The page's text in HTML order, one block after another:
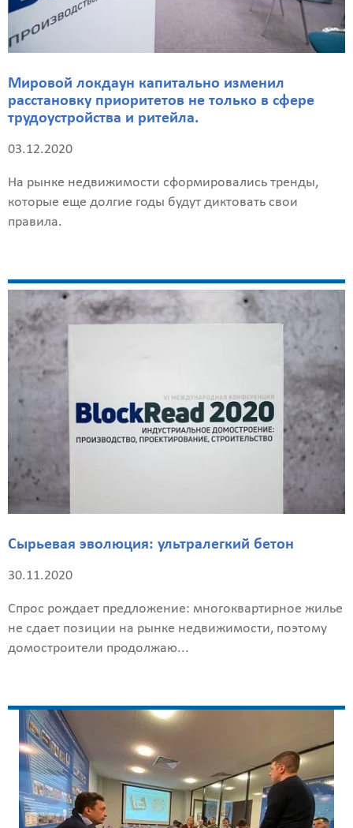
Мировой локдаун капитально изменил
расстановку приоритетов не только в сфере
трудоустройства и ритейла.
03.12.2020
На рынке недвижимости сформировались тренды,
которые еще долгие годы будут диктовать свои
правила.
Сырьевая эволюция: ультралегкий бетон
30.11.2020
Спрос рождает предложение: многоквартирное жилье
не сдает позиции на рынке недвижимости, поэтому
домостроители продолжаю...